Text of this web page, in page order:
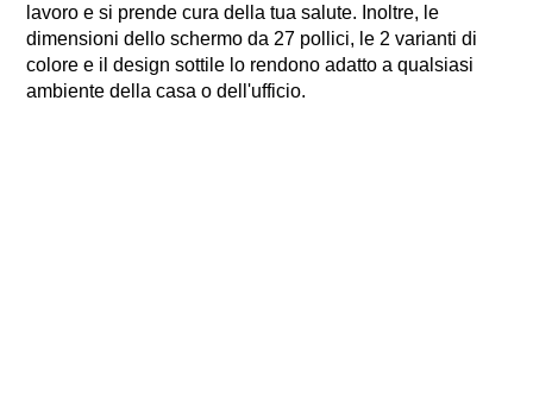
lavoro e si prende cura della tua salute. Inoltre, le
dimensioni dello schermo da 27 pollici, le 2 varianti di
colore e il design sottile lo rendono adatto a qualsiasi
ambiente della casa o dell'ufficio.